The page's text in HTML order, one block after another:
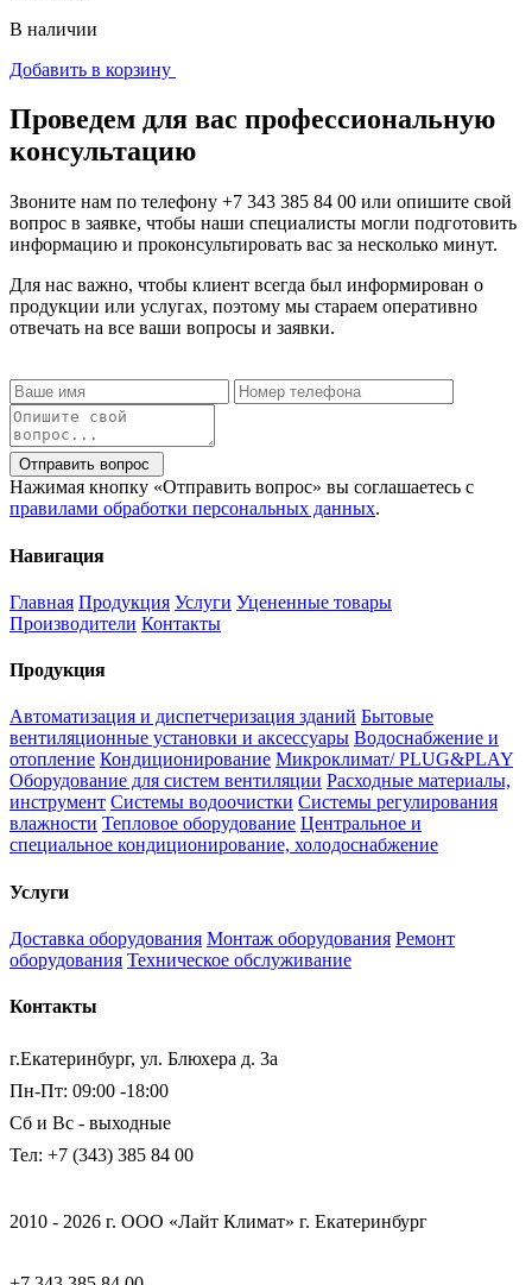
В наличии
Добавить в корзину
Проведем для вас профессиональную
консультацию
Звоните нам по телефону +7 343 385 84 00 или опишите свой
вопрос в заявке, чтобы наши специалисты могли подготовить
информацию и проконсультировать вас за несколько минут.
Для нас важно, чтобы клиент всегда был информирован о
продукции или услугах, поэтому мы стараем оперативно
отвечать на все ваши вопросы и заявки.
Отправить вопрос
Нажимая кнопку «Отправить вопрос» вы соглашаетесь с
правилами обработки персональных данных.
Навигация
Главная Продукция Услуги Уцененные товары
Производители Контакты
Продукция
Автоматизация и диспетчеризация зданий Бытовые
вентиляционные установки и аксессуары Водоснабжение и
отопление Кондиционирование Микроклимат/ PLUG&PLAY
Оборудование для систем вентиляции Расходные материалы,
инструмент Системы водоочистки Системы регулирования
влажности Тепловое оборудование Центральное и
специальное кондиционирование, холодоснабжение
Услуги
Доставка оборудования Монтаж оборудования Ремонт
оборудования Техническое обслуживание
Контакты
г.Екатеринбург, ул. Блюхера д. 3а
Пн-Пт: 09:00 -18:00
Сб и Вс - выходные
Тел: +7 (343) 385 84 00
2010 - 2026 г. ООО «Лайт Климат» г. Екатеринбург